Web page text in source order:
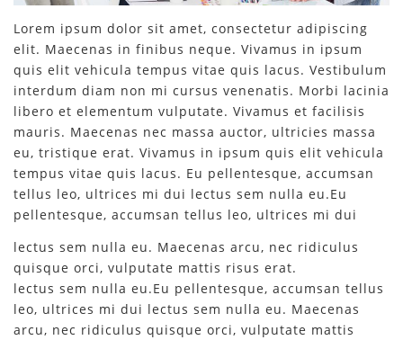
Lorem ipsum dolor sit amet, consectetur adipiscing
elit. Maecenas in finibus neque. Vivamus in ipsum
quis elit vehicula tempus vitae quis lacus. Vestibulum
interdum diam non mi cursus venenatis. Morbi lacinia
libero et elementum vulputate. Vivamus et facilisis
mauris. Maecenas nec massa auctor, ultricies massa
eu, tristique erat. Vivamus in ipsum quis elit vehicula
tempus vitae quis lacus. Eu pellentesque, accumsan
tellus leo, ultrices mi dui lectus sem nulla eu.Eu
pellentesque, accumsan tellus leo, ultrices mi dui
lectus sem nulla eu. Maecenas arcu, nec ridiculus
quisque orci, vulputate mattis risus erat.
lectus sem nulla eu.Eu pellentesque, accumsan tellus
leo, ultrices mi dui lectus sem nulla eu. Maecenas
arcu, nec ridiculus quisque orci, vulputate mattis